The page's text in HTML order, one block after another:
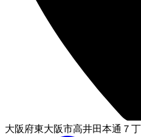
大阪府東大阪市高井田本通７丁